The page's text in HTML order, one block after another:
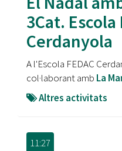
3Cat. Escola
Cerdanyola
A l'Escola FEDAC
col·laborant amb La
Altres activitats
11:27